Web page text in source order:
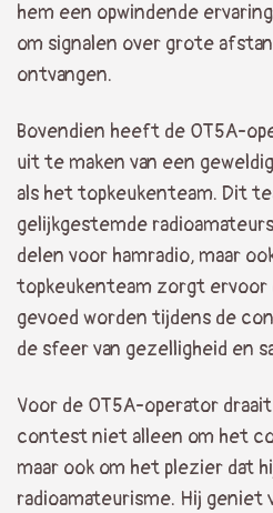
hem een opwindende
om signalen over grote
ontvangen.
Bovendien heeft de OT5A-
uit te maken van een
als het topkeukenteam. Dit
gelijkgestemde
delen voor hamradio, maar
topkeukenteam zorgt ervoor
gevoed worden tijdens de
de sfeer van gezelligheid en
Voor de OT5A-operator
contest niet alleen om het
maar ook om het plezier dat
radioamateurisme. Hij geniet